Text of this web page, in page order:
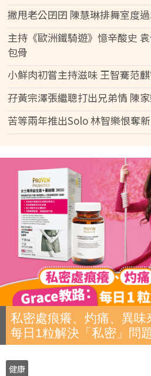
撇甩老公囝囝 陳慧琳排舞室度
主持《歐洲鐵騎遊》憶辛酸史
包骨
小鮮肉初嘗主持滋味 王智騫范
孖黃宗澤張繼聰打出兄弟情 陳
苦等兩年推出Solo 林智樂恨奪
私密處痕癢、灼痛、異味
每日1粒解決「私密」問
健康